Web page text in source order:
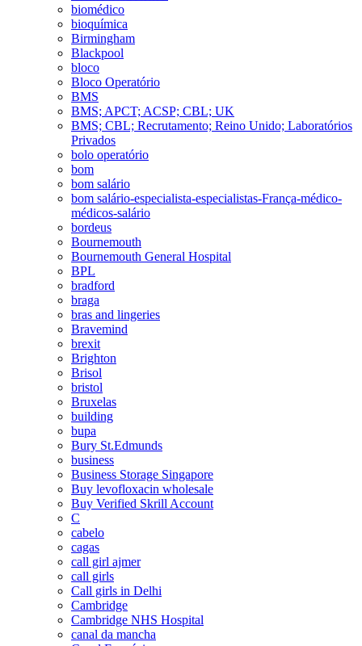
biomédico
bioquímica
Birmingham
Blackpool
bloco
Bloco Operatório
BMS
BMS; APCT; ACSP; CBL; UK
BMS; CBL; Recrutamento; Reino Unido; Laboratórios
Privados
bolo operatório
bom
bom salário
bom salário-especialista-especialistas-França-médico-
médicos-salário
bordeus
Bournemouth
Bournemouth General Hospital
BPL
bradford
braga
bras and lingeries
Bravemind
brexit
Brighton
Brisol
bristol
Bruxelas
building
bupa
Bury St.Edmunds
business
Business Storage Singapore
Buy levofloxacin wholesale
Buy Verified Skrill Account
C
cabelo
cagas
call girl ajmer
call girls
Call girls in Delhi
Cambridge
Cambridge NHS Hospital
canal da mancha